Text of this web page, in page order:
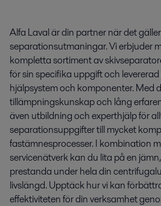
Alfa Laval är din partner när det
separationsutmaningar. Vi erbjuder
kompletta sortiment av
för sin specifika uppgift och
hjälpsystem och komponenter. Med
tillämpningskunskap och lång
även utbildning och experthjälp för
separationsuppgifter till mycket
fastämnesprocesser. I kombination
servicenätverk kan du lita på en
prestanda under hela din
livslängd. Upptäck hur vi kan
effektiviteten för din verksamhet